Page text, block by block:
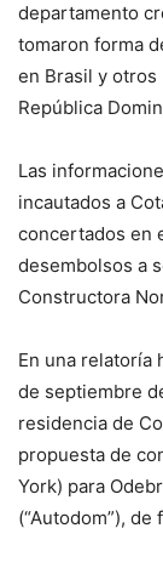
departamento
tomaron forma
en Brasil y
República
Las
incautados a
concertados en
desembolsos a
Constructora
En una relatoría
de septiembre
residencia de
propuesta de
York) para
(“Autodom”),